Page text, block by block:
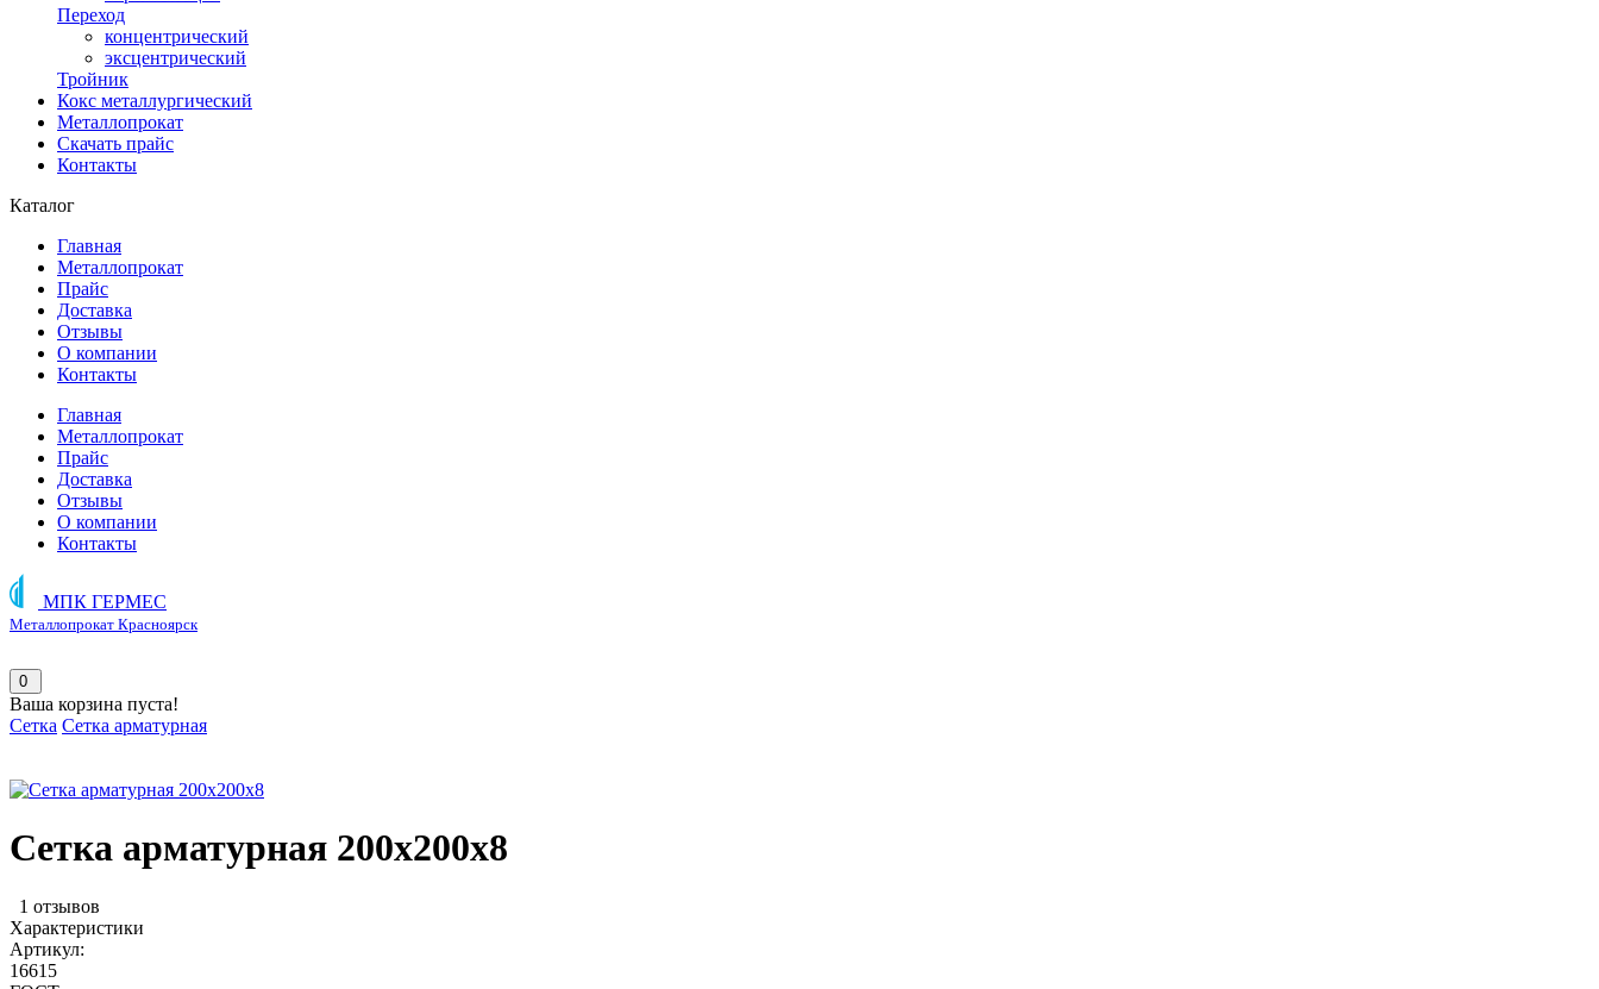
Переход
концентрический
эксцентрический
Тройник
Кокс металлургический
Металлопрокат
Скачать прайс
Контакты
Каталог
Главная
Металлопрокат
Прайс
Доставка
Отзывы
О компании
Контакты
Главная
Металлопрокат
Прайс
Доставка
Отзывы
О компании
Контакты
МПК ГЕРМЕС
Металлопрокат Красноярск
0
Ваша корзина пуста!
Сетка Сетка арматурная
Сетка арматурная 200х200х8
1 отзывов
Характеристики
Артикул:
16615